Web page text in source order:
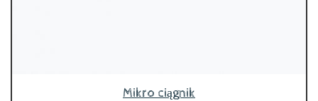
Mikro ciągnik